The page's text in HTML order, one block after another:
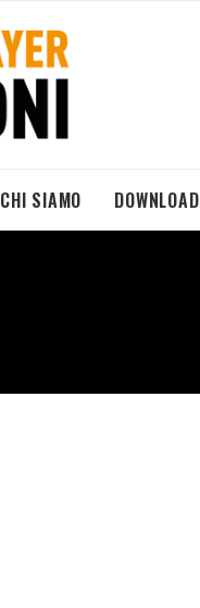
CHI SIAMO DOWNLOAD